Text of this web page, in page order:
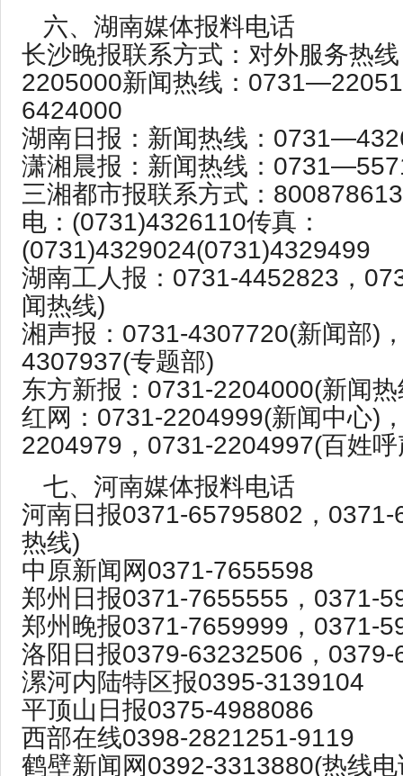
六、湖南媒体报料电话
长沙晚报联系方式：对外服务热
2205000新闻热线：
6424000
湖南日报：新闻热线：
潇湘晨报：新闻热线：
三湘都市报联系方式：
电：(0731)4326110传真：
(0731)4329024(0731)4329499
湖南工人报：0731-4452823，
闻热线)
湘声报：0731-4307720(新闻部)
4307937(专题部)
东方新报：0731-2204000(新闻热
红网：0731-2204999(新闻中心)
2204979，0731-2204997(百姓呼
七、河南媒体报料电话
河南日报0371-65795802，
热线)
中原新闻网0371-7655598
郑州日报0371-7655555，0371-
郑州晚报0371-7659999，0371-
洛阳日报0379-63232506，0379-
漯河内陆特区报0395-3139104
平顶山日报0375-4988086
西部在线0398-2821251-9119
鹤壁新闻网0392-3313880(热线电